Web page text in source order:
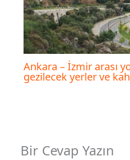
Ankara – İzmir arası
gezilecek yerler ve
Bir Cevap Yazın